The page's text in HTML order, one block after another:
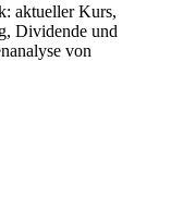
aktueller Kurs,
Dividende und
von